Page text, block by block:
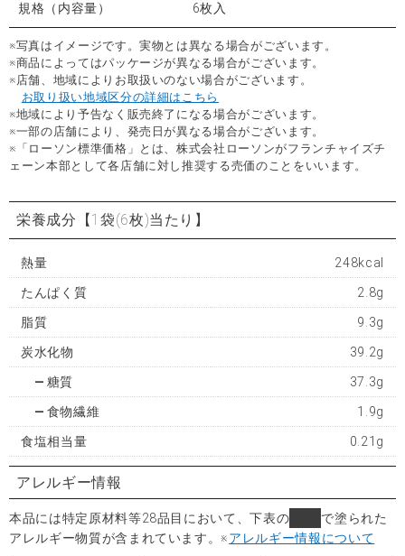
規格（内容量） 6枚入
※写真はイメージです。実物とは異なる場合がございます。
※商品によってはパッケージが異なる場合がございます。
※店舗、地域によりお取扱いのない場合がございます。
お取り扱い地域区分の詳細はこちら
※地域により予告なく販売終了になる場合がございます。
※一部の店舗により、発売日が異なる場合がございます。
※「ローソン標準価格」とは、株式会社ローソンがフランチャイズチ
ェーン本部として各店舗に対し推奨する売価のことをいいます。
栄養成分 【1袋(6枚)当たり】
熱量 248kcal
たんぱく質 2.8g
脂質 9.3g
炭水化物 39.2g
糖質 37.3g
食物繊維 1.9g
食塩相当量 0.21g
アレルギー情報
本品には特定原材料等28品目において、下表の
で塗られた
アレルギー物質が含まれています。※アレルギー情報について